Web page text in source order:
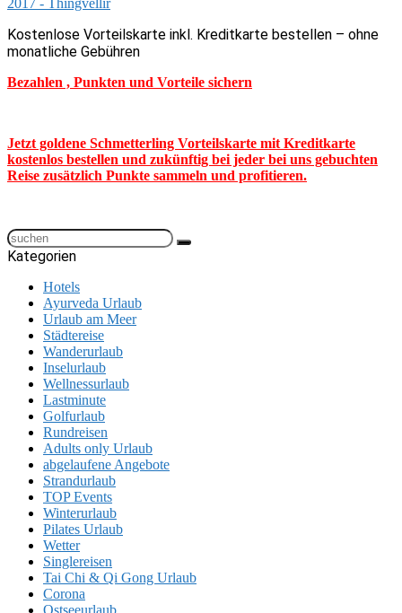
Kostenlose Vorteilskarte inkl. Kreditkarte bestellen – ohne
monatliche Gebühren
Bezahlen , Punkten und Vorteile sichern
Jetzt goldene Schmetterling Vorteilskarte mit Kreditkarte
kostenlos bestellen und zukünftig bei jeder bei uns gebuchten
Reise zusätzlich Punkte sammeln und profitieren.
Kategorien
Hotels
Ayurveda Urlaub
Urlaub am Meer
Städtereise
Wanderurlaub
Inselurlaub
Wellnessurlaub
Lastminute
Golfurlaub
Rundreisen
Adults only Urlaub
abgelaufene Angebote
Strandurlaub
TOP Events
Winterurlaub
Pilates Urlaub
Wetter
Singlereisen
Tai Chi & Qi Gong Urlaub
Corona
Ostseeurlaub